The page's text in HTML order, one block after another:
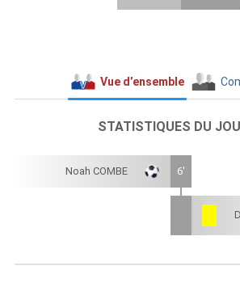
Vue d’ensemble
STATISTIQUES DU
Noah COMBE 6'